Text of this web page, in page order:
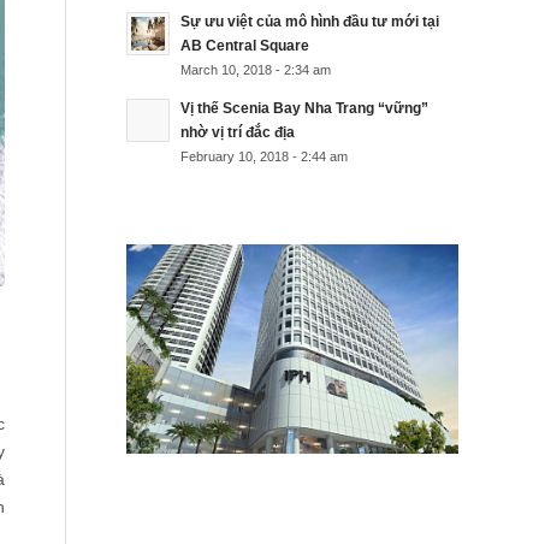
Sự ưu việt của mô hình đầu tư mới tại
AB Central Square
March 10, 2018 - 2:34 am
Vị thế Scenia Bay Nha Trang “vững”
nhờ vị trí đắc địa
February 10, 2018 - 2:44 am